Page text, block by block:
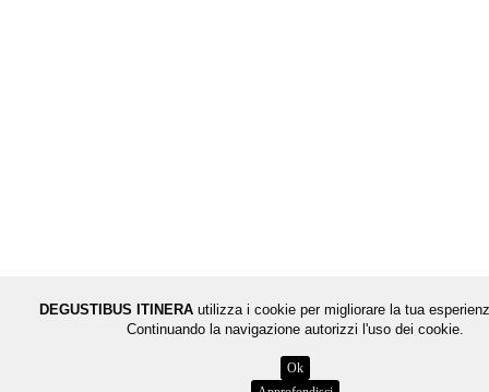
DEGUSTIBUS ITINERAutilizza i cookie per migliorare la tua
Continuando la navigazione autorizzi l'uso dei cookie.
Ok